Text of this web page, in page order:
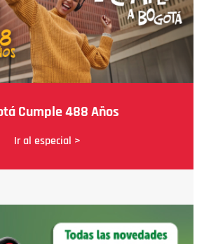
Cumple 488 Años
Ir al especial >